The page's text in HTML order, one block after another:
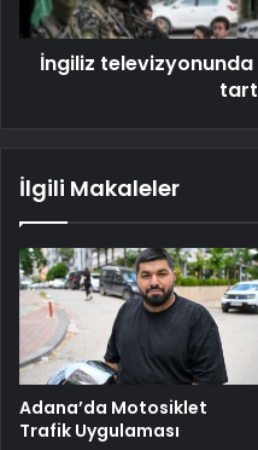
İngiliz
İlgili Makaleler
Adana’da Motosiklet
Trafik Uygulaması